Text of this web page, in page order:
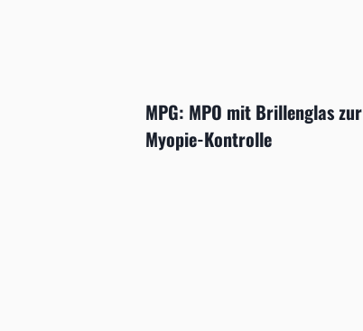
MPG: MPO mit Brillenglas zur
Myopie-Kontrolle